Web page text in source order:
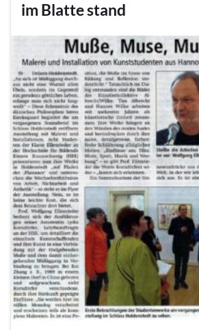
im Blatte stand